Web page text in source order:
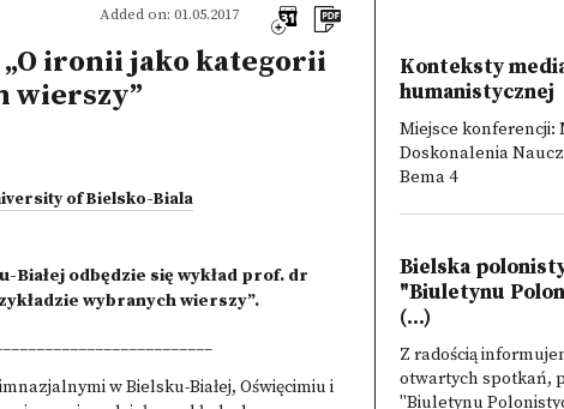
Added on: 01.05.2017
ironii jako kategorii
wierszy”
of Bielsko-Biala
odbędzie się wykład prof. dr
wybranych wierszy”.
w Bielsku-Białej, Oświęcimiu i
Konteksty
humanistycznej
Miejsce konferencji:
Doskonalenia
Bema 4
Bielska
"Biuletynu
(...)
Z radością
otwartych spotkań,
"Biuletynu